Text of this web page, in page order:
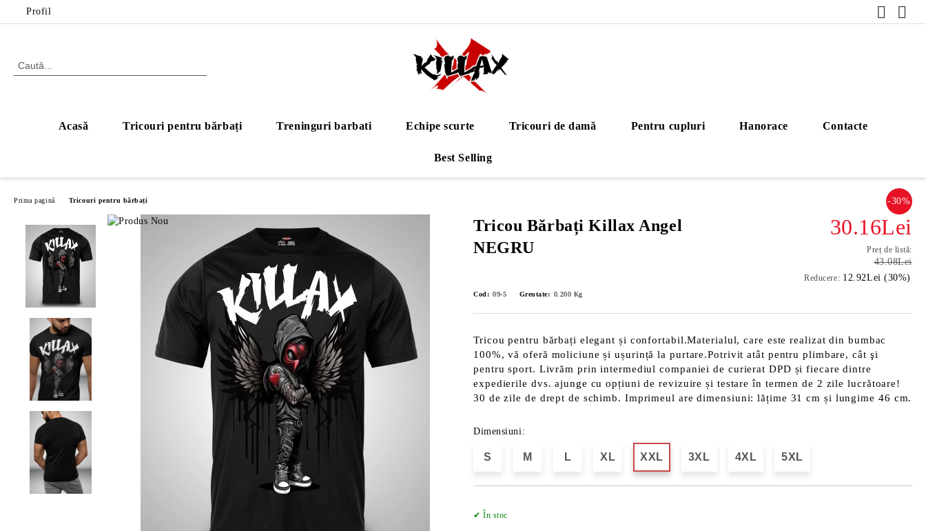
Profil
Acasă Tricouri pentru bărbați Treninguri barbati Echipe scurte Tricouri de damă Pentru cupluri Hanorace Contacte
Best Selling
Prima pagină Tricouri pentru bărbați
Tricou Bărbați Killax Angel
NEGRU
-30%
30.16Lei
Preț de listă:
43.08Lei
Reducere: 12.92Lei (30%)
Cod: 09-5 Greutate: 0.200 Kg
Tricou pentru bărbați elegant și confortabil.Materialul, care este realizat din bumbac
100%, vă oferă moliciune și ușurință la purtare.Potrivit atât pentru plimbare, cât şi
pentru sport. Livrăm prin intermediul companiei de curierat DPD și fiecare dintre
expedierile dvs. ajunge cu opțiuni de revizuire și testare în termen de 2 zile lucrătoare!
30 de zile de drept de schimb. Imprimeul are dimensiuni: lățime 31 cm și lungime 46 cm.
Dimensiuni:
S M L XL XXL 3XL 4XL 5XL
✔ În stoc